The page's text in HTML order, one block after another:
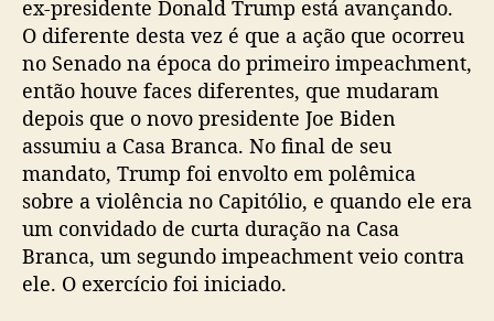
ex-presidente Donald Trump está avançando.
O diferente desta vez é que a ação que ocorreu
no Senado na época do primeiro impeachment,
então houve faces diferentes, que mudaram
depois que o novo presidente Joe Biden
assumiu a Casa Branca. No final de seu
mandato, Trump foi envolto em polêmica
sobre a violência no Capitólio, e quando ele era
um convidado de curta duração na Casa
Branca, um segundo impeachment veio contra
ele. O exercício foi iniciado.